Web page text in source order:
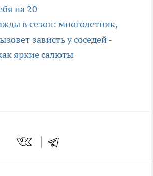
на 20
в сезон: многолетник,
зависть у соседей -
яркие салюты